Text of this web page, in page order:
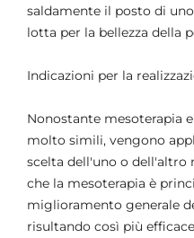
saldamente il posto di
lotta per la bellezza della
Indicazioni per la
Nonostante mesoterapia
molto simili, vengono
scelta dell'uno o dell'altro
che la mesoterapia è
miglioramento generale
risultando così più